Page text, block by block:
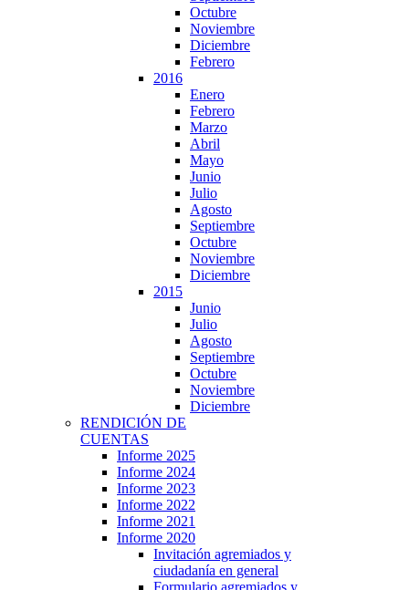
Octubre
Noviembre
Diciembre
Febrero
2016
Enero
Febrero
Marzo
Abril
Mayo
Junio
Julio
Agosto
Septiembre
Octubre
Noviembre
Diciembre
2015
Junio
Julio
Agosto
Septiembre
Octubre
Noviembre
Diciembre
RENDICIÓN DE
CUENTAS
Informe 2025
Informe 2024
Informe 2023
Informe 2022
Informe 2021
Informe 2020
Invitación agremiados y
ciudadanía en general
Formulario agremiados y